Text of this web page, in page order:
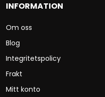
INFORMATION
Om oss
Blog
Integritetspolicy
Frakt
Mitt konto